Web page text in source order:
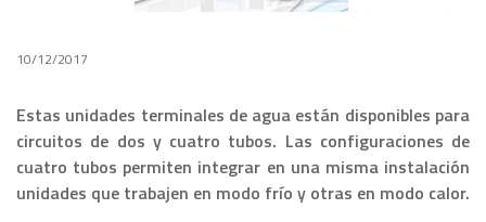
10/12/2017
Estas unidades terminales de agua están disponibles para
circuitos de dos y cuatro tubos. Las configuraciones de
cuatro tubos permiten integrar en una misma instalación
unidades que trabajen en modo frío y otras en modo calor.